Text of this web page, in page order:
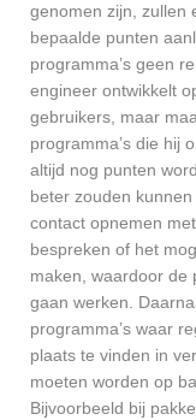
genomen zijn, zullen
bepaalde punten
programma’s geen
engineer ontwikkelt
gebruikers, maar
programma’s die hij
altijd nog punten
beter zouden
contact opnemen
bespreken of het
maken, waardoor de
gaan werken.
programma’s waar
plaats te vinden in
moeten worden op
Bijvoorbeeld bij